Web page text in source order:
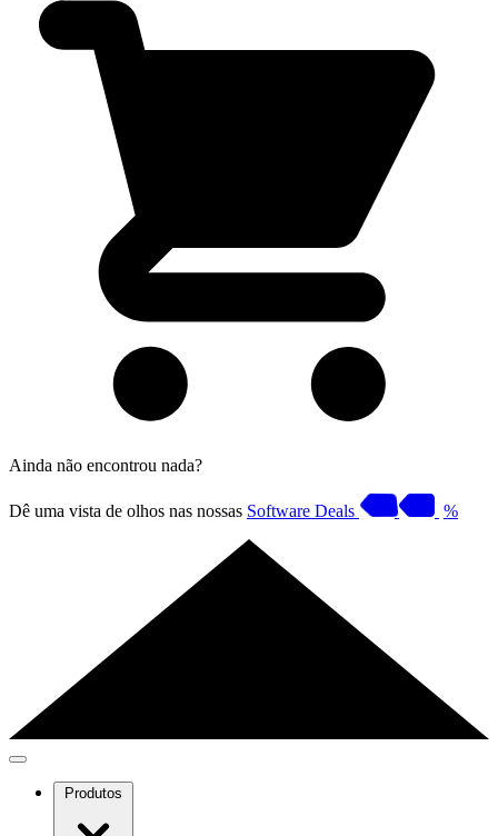
Ainda não encontrou nada?
Dê uma vista de olhos nas nossas Software Deals %
Produtos